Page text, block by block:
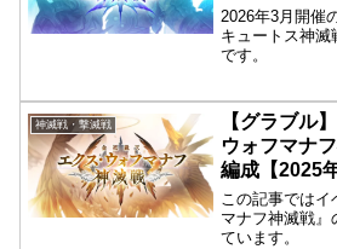
2026年3月開催
キュートス神滅
です。
神滅戦・撃滅戦
【グラブル
ウォフマナ
編成【2025
この記事ではイ
マナフ神滅戦』
ています。